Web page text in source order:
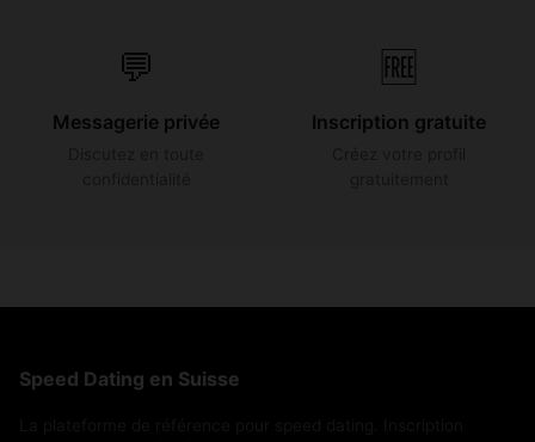
💬
Messagerie privée
🆓
Inscription gratuite
Speed Dating en Suisse